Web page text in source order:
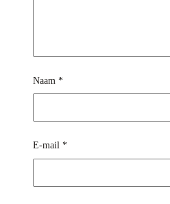
Naam *
E-mail *